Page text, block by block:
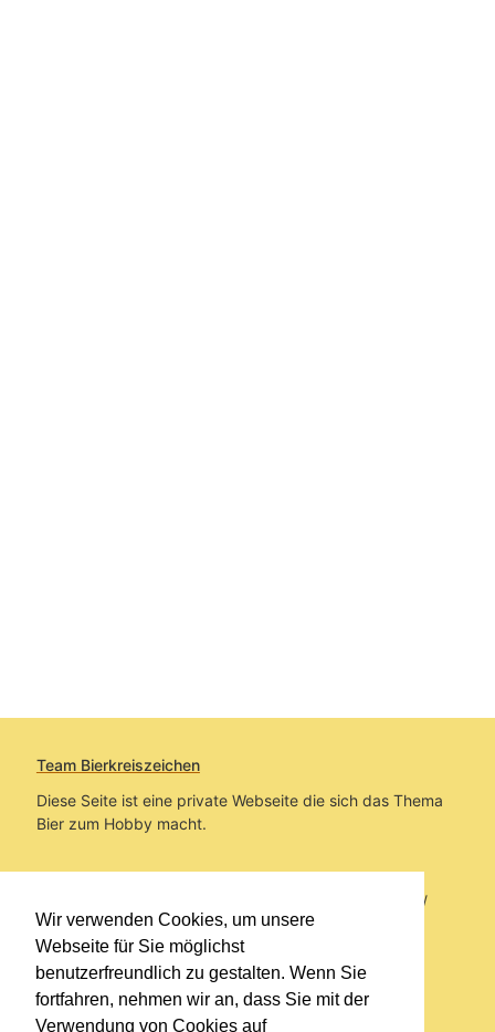
Wir verwenden Cookies, um unsere
Webseite für Sie möglichst
benutzerfreundlich zu gestalten. Wenn Sie
fortfahren, nehmen wir an, dass Sie mit der
Verwendung von Cookies auf
Team Bierkreiszeichen
Diese Seite ist eine private Webseite die sich das Thema
Bier zum Hobby macht.
Sie befinden sich auf https://www.bierkreiszeichen.at/
im Pfad:Übers Bier/Bierlokale
Erstellt: 2018-04-16